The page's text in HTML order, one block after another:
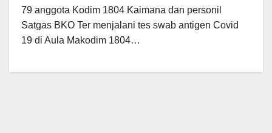
79 anggota Kodim 1804 Kaimana dan personil
Satgas BKO Ter menjalani tes swab antigen Covid
19 di Aula Makodim 1804…